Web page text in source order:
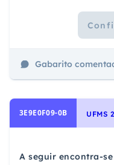
Gabarito
3E9E0F09-0B UFMS
A seguir encontra-